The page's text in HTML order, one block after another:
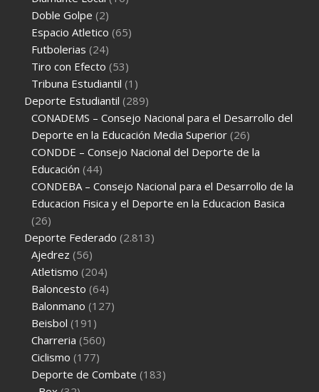
Doble Golpe (2)
Espacio Atletico (65)
Futbolerias (24)
Tiro con Efecto (53)
Tribuna Estudiantil (1)
Deporte Estudiantil (289)
CONADEMS – Consejo Nacional para el Desarrollo del
Deporte en la Educación Media Superior (26)
CONDDE – Consejo Nacional del Deporte de la
Educación (44)
CONDEBA – Consejo Nacional para el Desarrollo de la
Educacion Fisica y el Deporte en la Educacion Basica
(26)
Deporte Federado (2.813)
Ajedrez (56)
Atletismo (204)
Baloncesto (64)
Balonmano (127)
Beisbol (191)
Charreria (560)
Ciclismo (177)
Deporte de Combate (183)